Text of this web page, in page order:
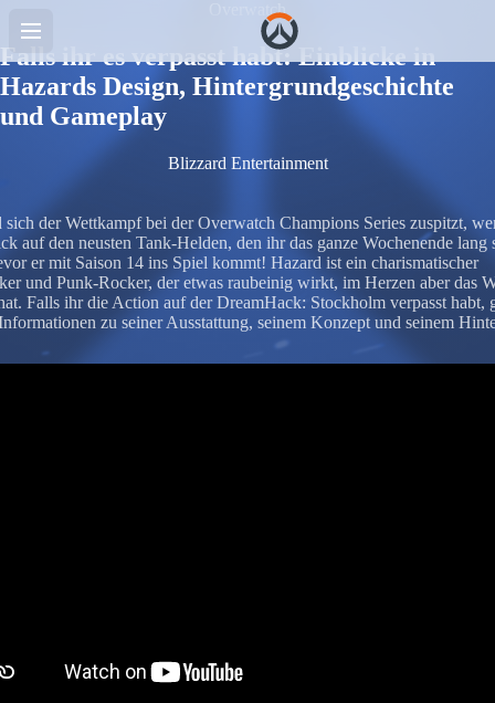
Overwatch
Falls ihr es verpasst habt: Einblicke in
Hazards Design, Hintergrundgeschichte
und Gameplay
Blizzard Entertainment
sich der Wettkampf bei der Overwatch Champions Series zuspitzt,
auf den neusten Tank-Helden, den ihr das ganze Wochenende lang
er mit Saison 14 ins Spiel kommt! Hazard ist ein charismatischer
und Punk-Rocker, der etwas raubeinig wirkt, im Herzen aber das
Falls ihr die Action auf der DreamHack: Stockholm verpasst habt,
zu seiner Ausstattung, seinem Konzept und seinem